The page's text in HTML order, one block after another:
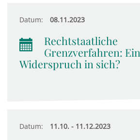
Datum: 08.11.2023
Rechtstaatliche
Grenzverfahren: Ein
Widerspruch in sich?
Datum: 11.10. - 11.12.2023